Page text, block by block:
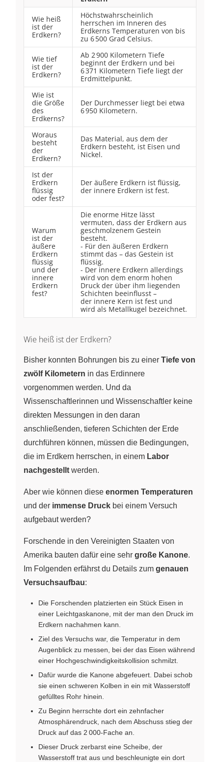
Wie heiß
ist der
Erdkern?
Höchstwahrscheinlich
herrschen im Inneren des
Erdkerns Temperaturen von bis
zu 6 500 Grad Celsius.
Wie tief
ist der
Erdkern?
Ab 2 900 Kilometern Tiefe
beginnt der Erdkern und bei
6 371 Kilometern Tiefe liegt der
Erdmittelpunkt.
Wie ist
die Größe
des
Erdkerns?
Der Durchmesser liegt bei etwa
6 950 Kilometern.
Woraus
besteht
der
Erdkern?
Das Material, aus dem der
Erdkern besteht, ist Eisen und
Nickel.
Ist der
Erdkern
flüssig
oder fest?
Der äußere Erdkern ist flüssig,
der innere Erdkern ist fest.
Warum
ist der
äußere
Erdkern
flüssig
und der
innere
Erdkern
fest?
Die enorme Hitze lässt
vermuten, dass der Erdkern aus
geschmolzenem Gestein
besteht.
- Für den äußeren Erdkern
stimmt das – das Gestein ist
flüssig.
- Der innere Erdkern allerdings
wird von dem enorm hohen
Druck der über ihm liegenden
Schichten beeinflusst –
der innere Kern ist fest und
wird als Metallkugel bezeichnet.
Wie heiß ist der Erdkern?
Bisher konnten Bohrungen bis zu einer Tiefe von
zwölf Kilometern in das Erdinnere
vorgenommen werden. Und da
Wissenschaftlerinnen und Wissenschaftler keine
direkten Messungen in den daran
anschließenden, tieferen Schichten der Erde
durchführen können, müssen die Bedingungen,
die im Erdkern herrschen, in einem Labor
nachgestellt werden.
Aber wie können diese enormen Temperaturen
und der immense Druck bei einem Versuch
aufgebaut werden?
Forschende in den Vereinigten Staaten von
Amerika bauten dafür eine sehr große Kanone.
Im Folgenden erfährst du Details zum genauen
Versuchsaufbau:
Die Forschenden platzierten ein Stück Eisen in
einer Leichtgaskanone, mit der man den Druck im
Erdkern nachahmen kann.
Ziel des Versuchs war, die Temperatur in dem
Augenblick zu messen, bei der das Eisen während
einer Hochgeschwindigkeitskollision schmilzt.
Dafür wurde die Kanone abgefeuert. Dabei schob
sie einen schweren Kolben in ein mit Wasserstoff
gefülltes Rohr hinein.
Zu Beginn herrschte dort ein zehnfacher
Atmosphärendruck, nach dem Abschuss stieg der
Druck auf das 2 000-Fache an.
Dieser Druck zerbarst eine Scheibe, der
Wasserstoff trat aus und beschleunigte ein dort